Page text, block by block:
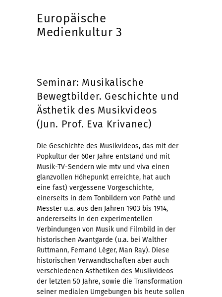
Europäische
Medienkultur 3
Seminar: Musikalische
Bewegtbilder. Geschichte und
Ästhetik des Musikvideos
(Jun. Prof. Eva Krivanec)
Die Geschichte des Musikvideos, das mit der
Popkultur der 60er Jahre entstand und mit
Musik-TV-Sendern wie mtv und viva einen
glanzvollen Höhepunkt erreichte, hat auch
eine fast) vergessene Vorgeschichte,
einerseits in dem Tonbildern von Pathé und
Messter u.a. aus den Jahren 1903 bis 1914,
andererseits in den experimentellen
Verbindungen von Musik und Filmbild in der
historischen Avantgarde (u.a. bei Walther
Ruttmann, Fernand Léger, Man Ray). Diese
historischen Verwandtschaften aber auch
verschiedenen Ästhetiken des Musikvideos
der letzten 50 Jahre, sowie die Transformation
seiner medialen Umgebungen bis heute sollen